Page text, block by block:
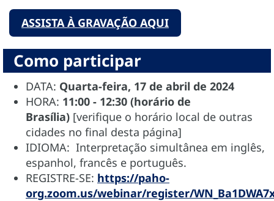
ASSISTA À GRAVAÇÃO AQUI
Como participar
DATA: Quarta-feira, 17 de abril de 2024
HORA: 11:00 - 12:30 (horário de
Brasília) [verifique o horário local de outras
cidades no final desta página]
IDIOMA: Interpretação simultânea em inglês,
espanhol, francês e português.
REGISTRE-SE: https://paho-
org.zoom.us/webinar/register/